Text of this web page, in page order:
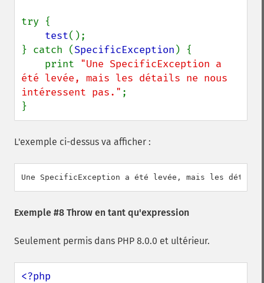
try {
test();
} catch (SpecificException ) {
    print
"Une SpecificException a
été levée, mais les détails ne nous
intéressent pas." ;
}
L'exemple ci-dessus va afficher :
Exemple #8 Throw en tant qu'expression
Seulement permis dans PHP 8.0.0 et ultérieur.
<?php